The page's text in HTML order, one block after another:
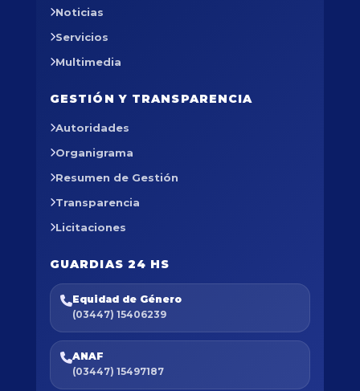
Noticias
Servicios
Multimedia
GESTIÓN Y TRANSPARENCIA
Autoridades
Organigrama
Resumen de Gestión
Transparencia
Licitaciones
GUARDIAS 24 HS
Equidad de Género
(03447) 15406239
ANAF
(03447) 15497187